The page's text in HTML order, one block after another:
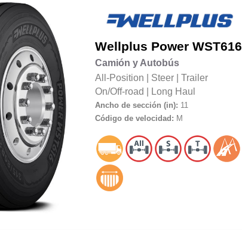
Wellplus Power WST616
Camión y Autobús
All-Position
Steer| Trailer
On/Off-road
Long Haul
Ancho de sección (in): 11
Código de velocidad: M